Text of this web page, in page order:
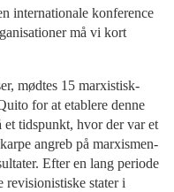
internationale konference
må vi kort
mødtes 15 marxistisk-
for at etablere denne
et tidspunkt, hvor der var et
angreb på marxismen-
Efter en lang periode
stater i